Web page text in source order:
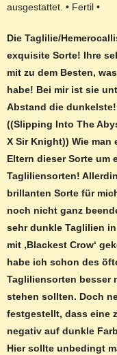
ausgestattet. • Fertil •
Die Taglilie/
exquisite Sorte! Ihre
mit zu dem Besten,
habe! Bei mir ist sie
Abstand die dunkelste!
((Slipping Into The
X Sir Knight)) Wie
Eltern dieser Sorte um
Tagliliensorten!
brillanten Sorte für
noch nicht ganz
sehr dunkle Taglilien
mit ‚Blackest Crow‘
habe ich schon des
Tagliliensorten besser
stehen sollten. Doch
festgestellt, dass eine
negativ auf dunkle
Hier sollte unbedingt